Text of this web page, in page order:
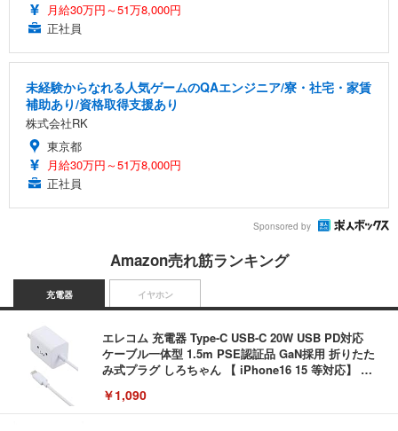
月給30万円～51万8,000円
正社員
未経験からなれる人気ゲームのQAエンジニア/寮・社宅・家賃
補助あり/資格取得支援あり
株式会社RK
東京都
月給30万円～51万8,000円
正社員
Sponsored by
Amazon売れ筋ランキング
充電器
エレコム 充電器 Type-C USB-C 20W USB PD対応
ケーブル一体型 1.5m PSE認証品 GaN採用 折りたた
み式プラグ しろちゃん 【 iPhone16 15 等対応】 E
￥1,090
イヤホン